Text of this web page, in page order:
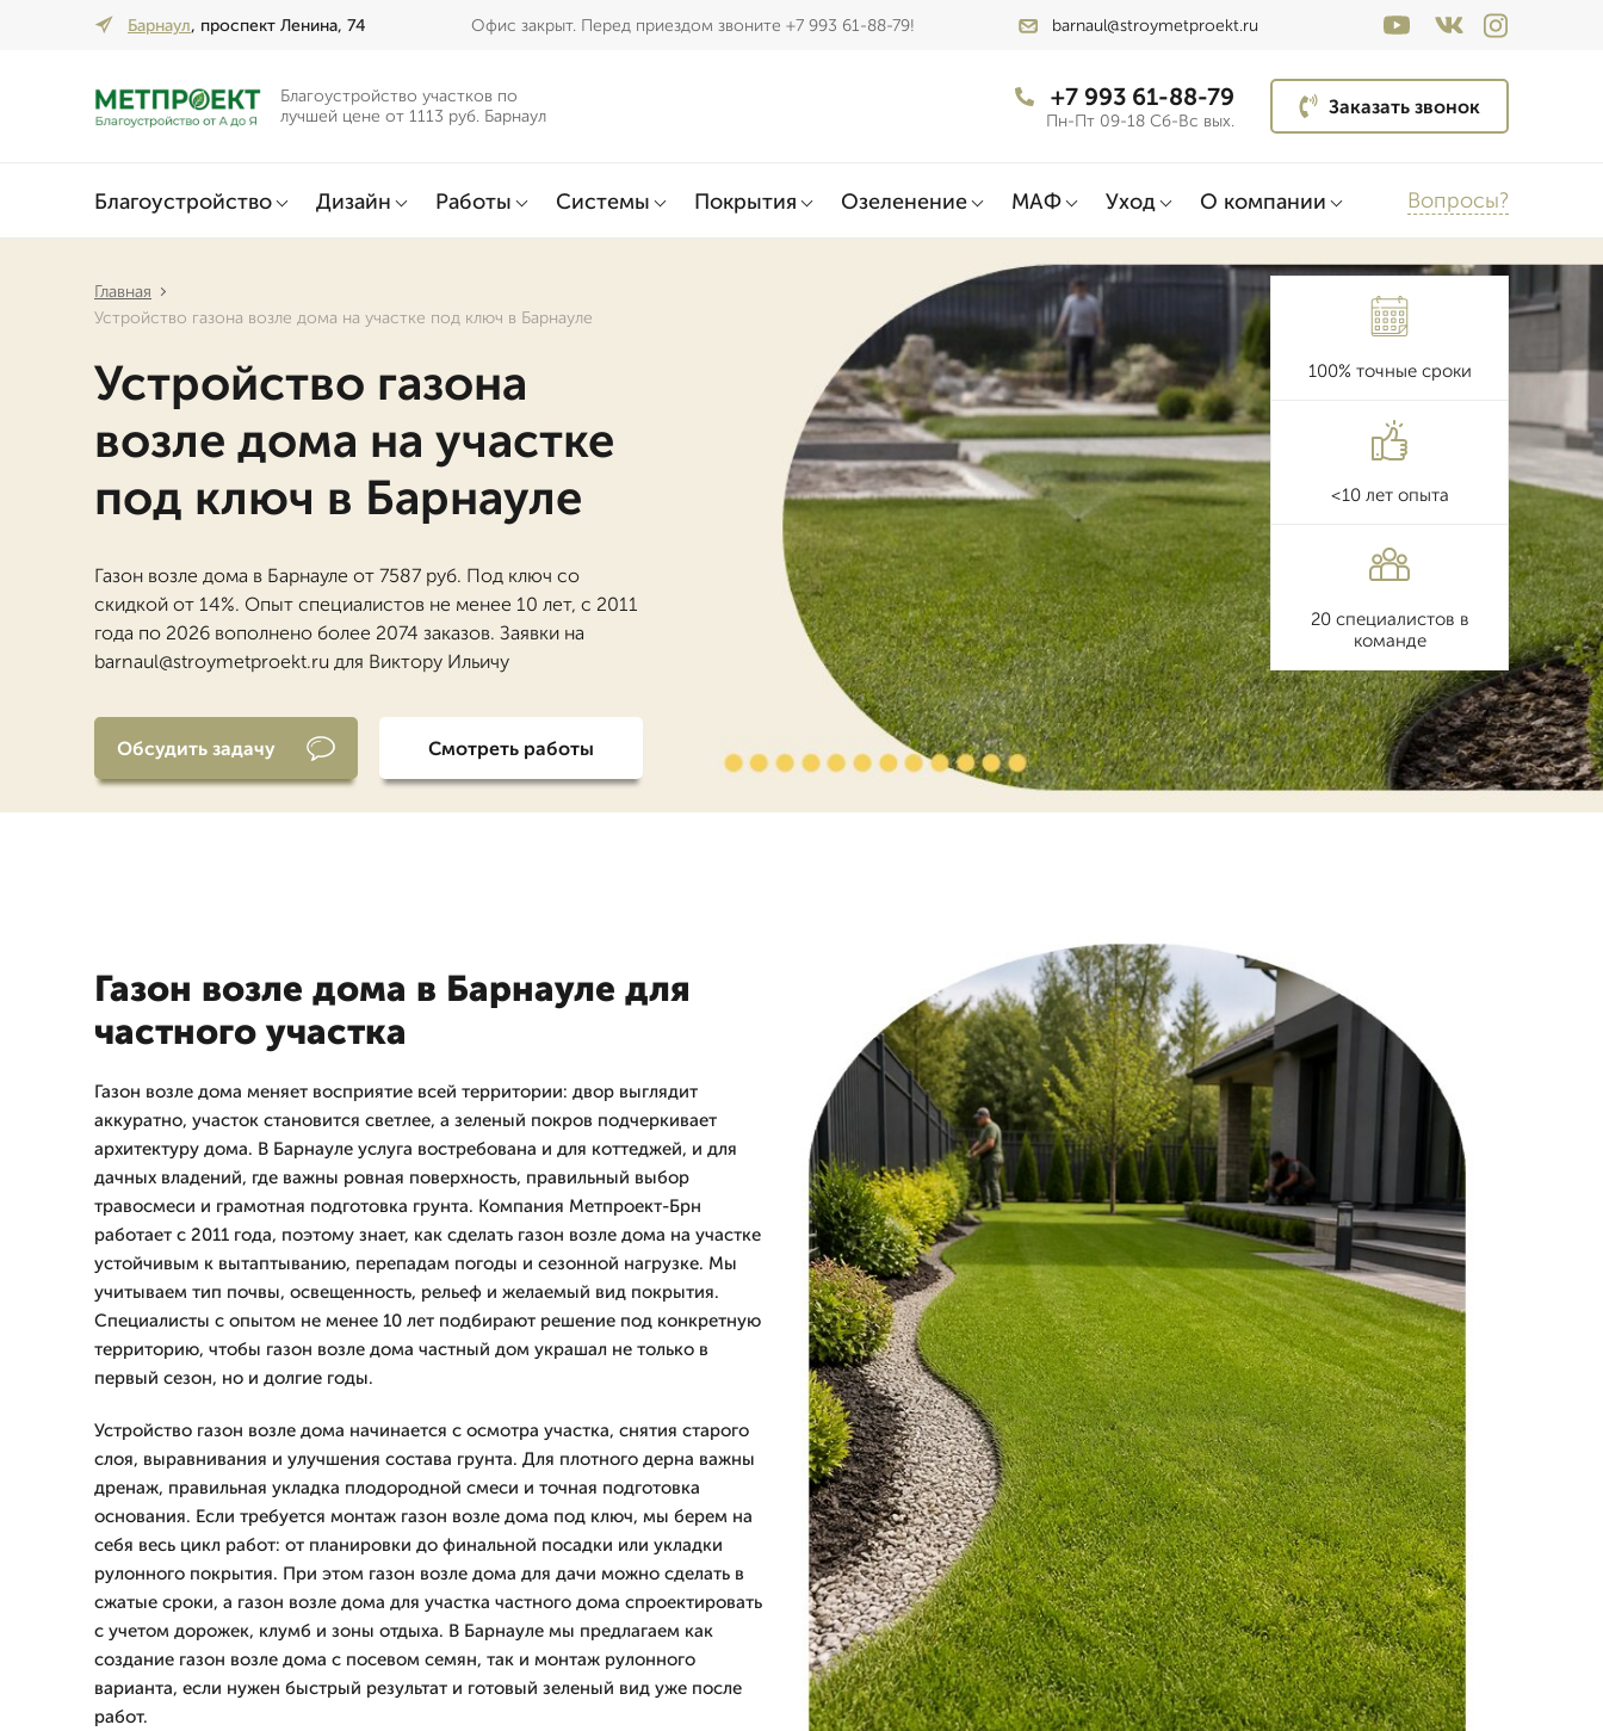
Барнаул, проспект Ленина, 74 Офис закрыт. Перед приездом звоните +7 993 61-88-79! barnaul@stroymetproekt.ru
Благоустройство участков по
лучшей цене от 1113 руб. Барнаул
+7 993 61-88-79
Пн-Пт 09-18 Сб-Вс вых.
Заказать звонок
Благоустройство Дизайн Работы Системы Покрытия Озеленение МАФ Уход О компании Вопросы?
Главная
Устройство газона возле дома на участке под ключ в Барнауле
Устройство газона
возле дома на участке
под ключ в Барнауле
Газон возле дома в Барнауле от 7587 руб. Под ключ со
скидкой от 14%. Опыт специалистов не менее 10 лет, с 2011
года по 2026 вополнено более 2074 заказов. Заявки на
barnaul@stroymetproekt.ru для Виктору Ильичу
Обсудить задачу Смотреть работы
100% точные сроки
<10 лет опыта
20 специалистов в
команде
Газон возле дома в Барнауле для
частного участка
Газон возле дома меняет восприятие всей территории: двор выглядит
аккуратно, участок становится светлее, а зеленый покров подчеркивает
архитектуру дома. В Барнауле услуга востребована и для коттеджей, и для
дачных владений, где важны ровная поверхность, правильный выбор
травосмеси и грамотная подготовка грунта. Компания Метпроект-Брн
работает с 2011 года, поэтому знает, как сделать газон возле дома на участке
устойчивым к вытаптыванию, перепадам погоды и сезонной нагрузке. Мы
учитываем тип почвы, освещенность, рельеф и желаемый вид покрытия.
Специалисты с опытом не менее 10 лет подбирают решение под конкретную
территорию, чтобы газон возле дома частный дом украшал не только в
первый сезон, но и долгие годы.
Устройство газон возле дома начинается с осмотра участка, снятия старого
слоя, выравнивания и улучшения состава грунта. Для плотного дерна важны
дренаж, правильная укладка плодородной смеси и точная подготовка
основания. Если требуется монтаж газон возле дома под ключ, мы берем на
себя весь цикл работ: от планировки до финальной посадки или укладки
рулонного покрытия. При этом газон возле дома для дачи можно сделать в
сжатые сроки, а газон возле дома для участка частного дома спроектировать
с учетом дорожек, клумб и зоны отдыха. В Барнауле мы предлагаем как
создание газон возле дома с посевом семян, так и монтаж рулонного
варианта, если нужен быстрый результат и готовый зеленый вид уже после
работ.